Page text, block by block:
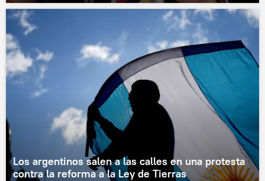
Los argentinos salen a las calles en una protesta
contra la reforma a la Ley de Tierras